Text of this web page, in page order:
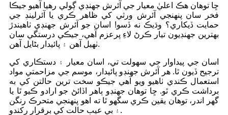
ڇا توهان هڪ اعليٰ معيار جي آئرش جهنڊي ڳولي رهيا آهيو جيڪا
فخر سان پنهنجي آئرش ورثي کي ظاهر ڪري يا آئرلينڊ جي
حمايت ڏيکاري؟ وڌيڪ نه ڏسو! اسان جو آئرش جهنڊي ٺاهيندڙ
بهترين جهنڊيون تيار ڪرڻ لاءِ پرعزم آهي، جيڪي درستگي سان
ٺهيل آهن ۽ پائيدار بڻايل آهن.
اسان جي پيداوار جي سهولت تي، اسان معيار ۽ دستڪاري کي
ترجيح ڏيون ٿا. هر آئرش جهنڊو پائيدار، موسم جي مزاحمتي مواد
استعمال ڪندي ٺاهيو ويو آهي جيڪو سخت ترين حالتن کي به
برداشت ڪري ٿو. ڇا توهان جهنڊو ٻاهر اڏائڻ جو ارادو ڪيو ٿا يا
گهر اندر، توهان يقين ڪري سگهو ٿا ته اهو پنهنجي متحرڪ رنگن
۽ بي عيب حالت کي برقرار رکندو.